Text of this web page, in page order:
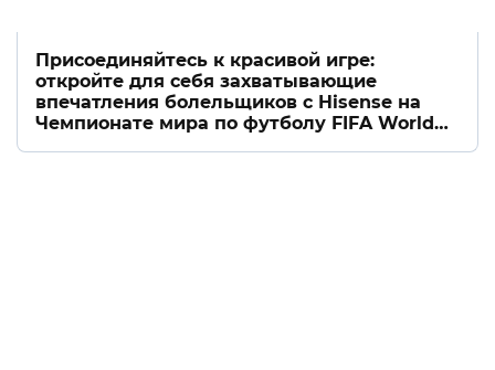
Присоединяйтесь к красивой игре:
откройте для себя захватывающие
впечатления болельщиков с Hisense на
Чемпионате мира по футболу FIFA World